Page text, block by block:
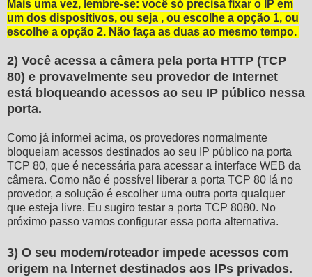
Mais uma vez, lembre-se: você só precisa fixar o IP em
um dos dispositivos, ou seja , ou escolhe a opção 1, ou
escolhe a opção 2. Não faça as duas ao mesmo tempo.
2) Você acessa a câmera pela porta HTTP (TCP
80) e provavelmente seu provedor de Internet
está bloqueando acessos ao seu IP público nessa
porta.
Como já informei acima, os provedores normalmente
bloqueiam acessos destinados ao seu IP público na porta
TCP 80, que é necessária para acessar a interface WEB da
câmera. Como não é possível liberar a porta TCP 80 lá no
provedor, a solução é escolher uma outra porta qualquer
que esteja livre. Eu sugiro testar a porta TCP 8080. No
próximo passo vamos configurar essa porta alternativa.
3) O seu modem/roteador impede acessos com
origem na Internet destinados aos IPs privados.